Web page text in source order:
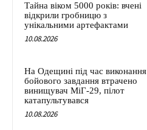
Тайна віком 5000 років: вчені
відкрили гробницю з
унікальними артефактами
10.08.2026
На Одещині під час виконання
бойового завдання втрачено
винищувач МіГ-29, пілот
катапультувався
10.08.2026